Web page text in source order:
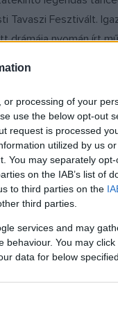
processing of your
use the below opt-out
request is processed
utilized by us
You may separately
on the IAB’s list of
to third parties on the
third parties.
services and may
behaviour. You may
data for below
Tavaszi Fesztivált.
nyomán írt
világpremier
egyik
Vocale Gent és
ad közös koncertet.A
Enter Achilles
évszázaddal ezelőtt.
Tavaszi
ősbemutatón